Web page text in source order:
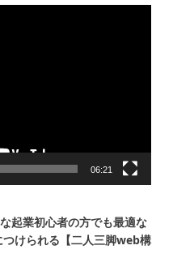
06:21
起業初心者の方でも最適な
けられる【二人三脚web構